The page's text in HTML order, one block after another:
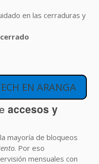
en las cerraduras y
EN ARANGA
accesos y
mayoría de bloqueos
. Por eso
mensuales con